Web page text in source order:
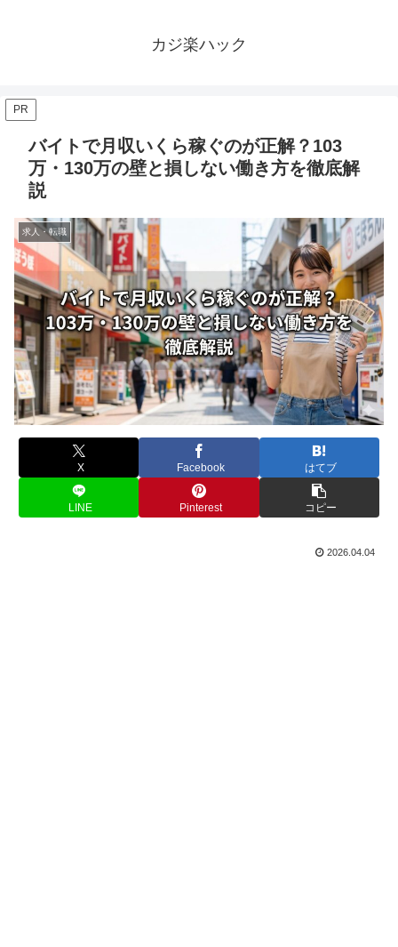
カジ楽ハック
PR
バイトで月収いくら稼ぐのが正解？103
万・130万の壁と損しない働き方を徹底解
説
求人・転職
X Facebook はてブ
LINE Pinterest コピー
2026.04.04